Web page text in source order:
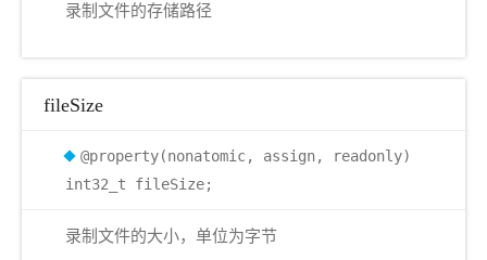
录制文件的存储路径
fileSize
@property(nonatomic, assign, readonly)
int32_t fileSize;
录制文件的大小，单位为字节